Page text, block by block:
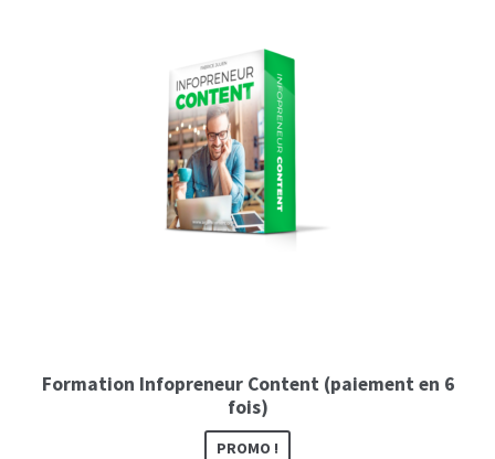
Formation Infopreneur Content (paiement en 6
fois)
PROMO !